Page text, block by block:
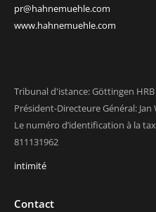
pr@hahnemuehle.com
www.hahnemuehle.com
Tribunal d'istance: Göttingen HRB
Président-Directeure Général: Jan
Le numéro d’identification à la
811131962
intimité
Contact